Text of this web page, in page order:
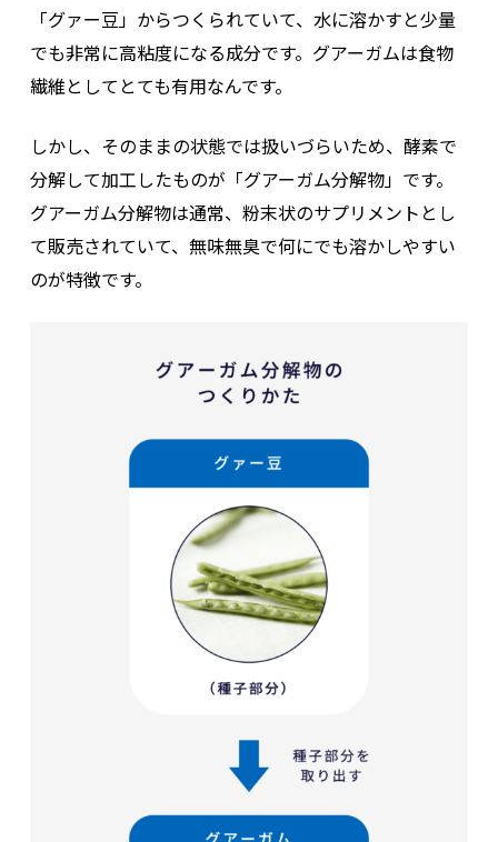
「グァー豆」からつくられていて、水に溶かすと少量
でも非常に高粘度になる成分です。グアーガムは食物
繊維としてとても有用なんです。
しかし、そのままの状態では扱いづらいため、酵素で
分解して加工したものが「グアーガム分解物」です。
グアーガム分解物は通常、粉末状のサプリメントとし
て販売されていて、無味無臭で何にでも溶かしやすい
のが特徴です。